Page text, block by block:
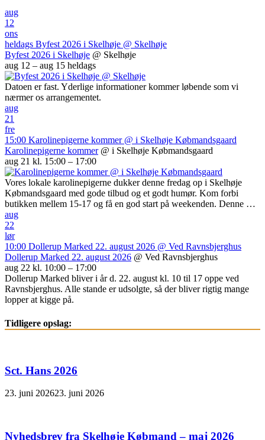
aug
12
ons
heldags Byfest 2026 i Skelhøje @ Skelhøje
Byfest 2026 i Skelhøje @ Skelhøje
aug 12 – aug 15 heldags
Datoen er fast. Yderlige informationer kommer løbende som vi
nærmer os arrangementet.
aug
21
fre
15:00 Karolinepigerne kommer @ i Skelhøje Købmandsgaard
Karolinepigerne kommer @ i Skelhøje Købmandsgaard
aug 21 kl. 15:00 – 17:00
Vores lokale karolinepigerne dukker denne fredag op i Skelhøje
Købmandsgaard med gode tilbud og et godt humør. Kom forbi
butikken mellem 15-17 og få en god start på weekenden. Denne …
aug
22
lør
10:00 Dollerup Marked 22. august 2026 @ Ved Ravnsbjerghus
Dollerup Marked 22. august 2026 @ Ved Ravnsbjerghus
aug 22 kl. 10:00 – 17:00
Dollerup Marked bliver i år d. 22. august kl. 10 til 17 oppe ved
Ravnsbjerghus. Alle stande er udsolgte, så der bliver rigtig mange
lopper at kigge på.
Tidligere opslag:
Sct. Hans 2026
23. juni 202623. juni 2026
Nyhedsbrev fra Skelhøje Købmand – maj 2026